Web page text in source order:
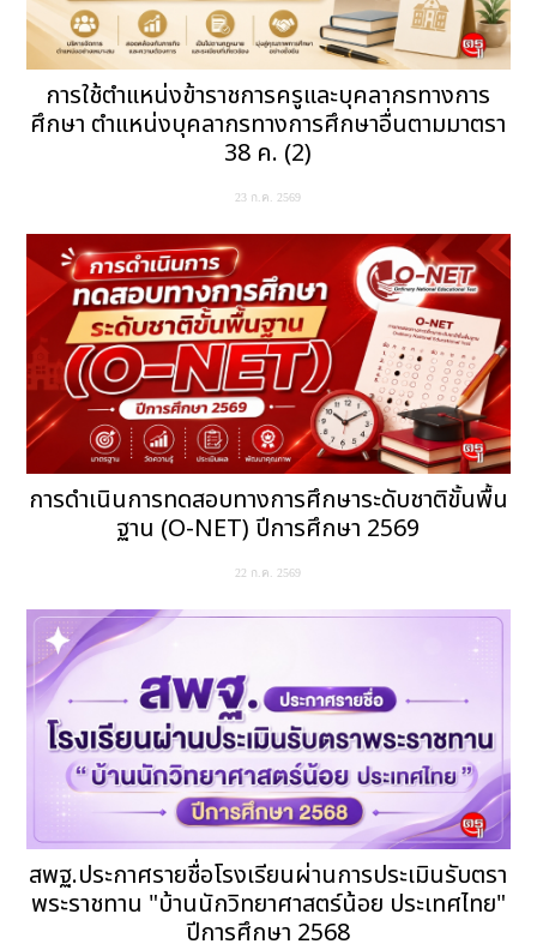
การใช้ตำแหน่งข้าราชการครูและบุคลากรทางการ
ศึกษา ตำแหน่งบุคลากรทางการศึกษาอื่นตามมาตรา
38 ค. (2)
23 ก.ค. 2569
การดำเนินการทดสอบทางการศึกษาระดับชาติขั้นพื้น
ฐาน (O-NET) ปีการศึกษา 2569
22 ก.ค. 2569
สพฐ.ประกาศรายชื่อโรงเรียนผ่านการประเมินรับตรา
พระราชทาน "บ้านนักวิทยาศาสตร์น้อย ประเทศไทย"
ปีการศึกษา 2568